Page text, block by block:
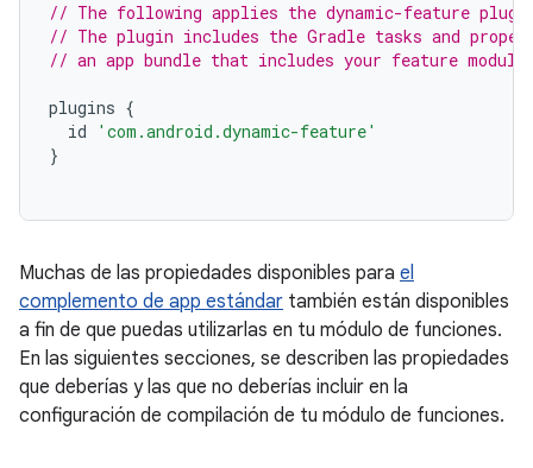
// The following applies the dynamic-feature
// The plugin includes the Gradle tasks and
// an app bundle that includes your feature
plugins {
id
'com.android.dynamic-feature'
}
Muchas de las propiedades disponibles para el
complemento de app estándar también están disponibles
a fin de que puedas utilizarlas en tu módulo de funciones.
En las siguientes secciones, se describen las propiedades
que deberías y las que no deberías incluir en la
configuración de compilación de tu módulo de funciones.